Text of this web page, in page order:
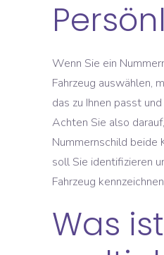
Wenn Sie ein
Fahrzeug auswählen,
das zu Ihnen passt
Achten Sie also
Nummernschild beide
soll Sie identifizieren
Fahrzeug
Was